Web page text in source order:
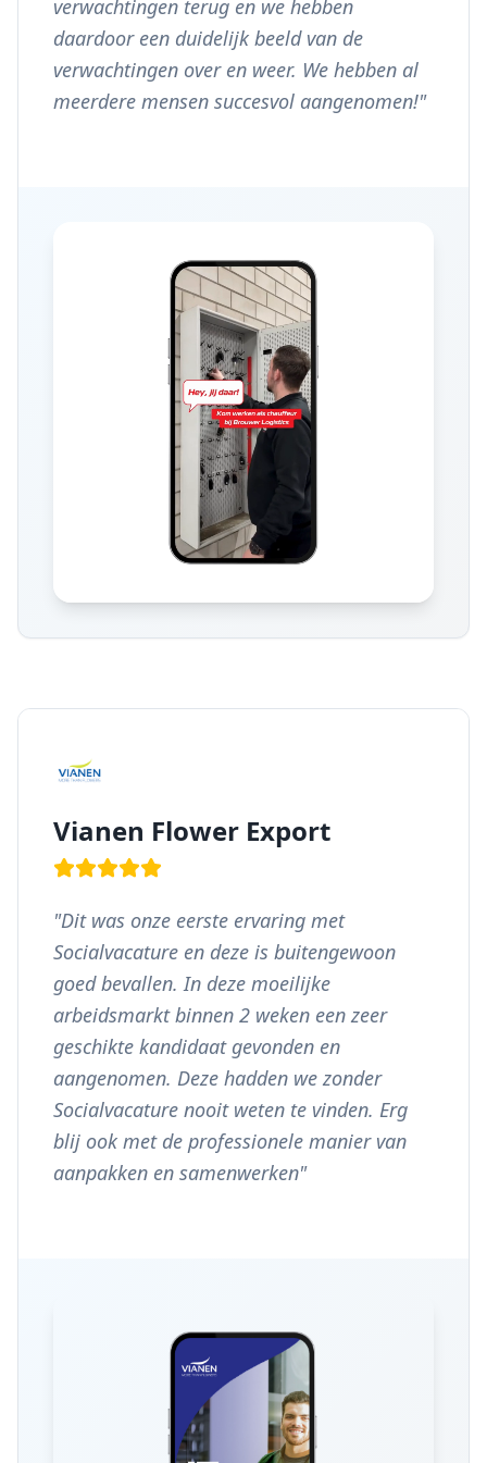
verwachtingen terug en we hebben
daardoor een duidelijk beeld van de
verwachtingen over en weer. We hebben al
meerdere mensen succesvol aangenomen!"
Vianen Flower Export
"Dit was onze eerste ervaring met
Socialvacature en deze is buitengewoon
goed bevallen. In deze moeilijke
arbeidsmarkt binnen 2 weken een zeer
geschikte kandidaat gevonden en
aangenomen. Deze hadden we zonder
Socialvacature nooit weten te vinden. Erg
blij ook met de professionele manier van
aanpakken en samenwerken"